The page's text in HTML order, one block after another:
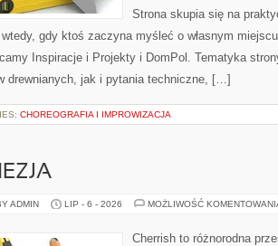
Strona skupia się na
gdy ktoś zaczyna myśleć o własnym
Inspiracje i Projekty i DomPol. Tematyka
drewnianych, jak i pytania techniczne, […]
CHOREOGRAFIA I IMPROWIZACJA
ADMIN LIP - 6 - 2026 MOŻLIWOŚĆ
Cherrish to różnorodna